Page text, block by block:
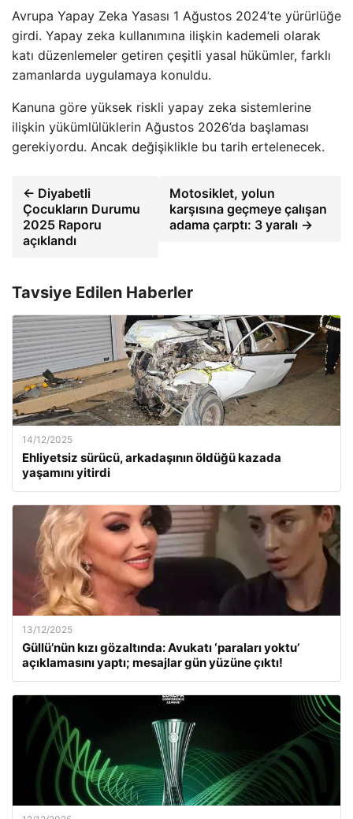
Avrupa Yapay Zeka Yasası 1 Ağustos 2024’te yürürlüğe
girdi. Yapay zeka kullanımına ilişkin kademeli olarak
katı düzenlemeler getiren çeşitli yasal hükümler, farklı
zamanlarda uygulamaya konuldu.
Kanuna göre yüksek riskli yapay zeka sistemlerine
ilişkin yükümlülüklerin Ağustos 2026’da başlaması
gerekiyordu. Ancak değişiklikle bu tarih ertelenecek.
← Diyabetli
Çocukların Durumu
2025 Raporu
açıklandı
Motosiklet, yolun
karşısına geçmeye çalışan
adama çarptı: 3 yaralı →
Tavsiye Edilen Haberler
14/12/2025
Ehliyetsiz sürücü, arkadaşının öldüğü kazada
yaşamını yitirdi
13/12/2025
Güllü’nün kızı gözaltında: Avukatı ‘paraları yoktu’
açıklamasını yaptı; mesajlar gün yüzüne çıktı!